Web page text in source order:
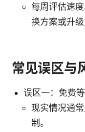
每周评估速
换方案或升级
常见误区与
误区一：免费
现实情况通
制。